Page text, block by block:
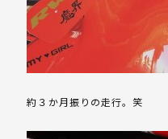
約３か月振りの走行。笑